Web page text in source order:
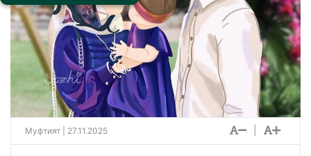
Муфтият | 27.11.2025